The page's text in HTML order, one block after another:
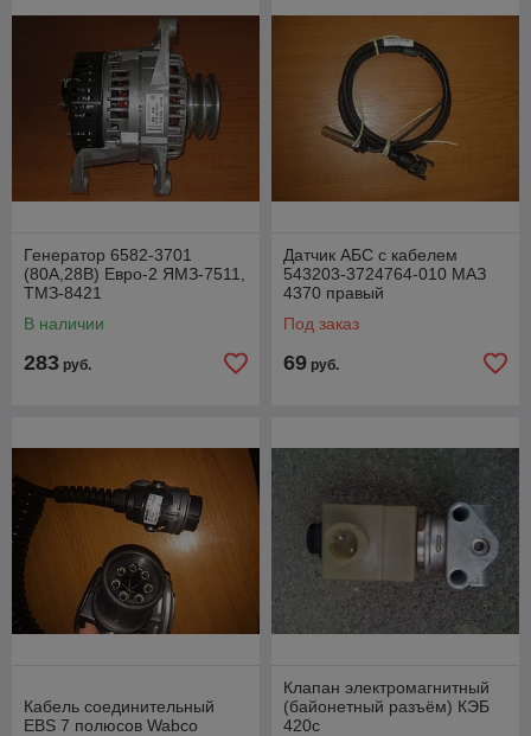
Генератор 6582-3701
(80А,28В) Евро-2 ЯМЗ-7511,
ТМЗ-8421
В наличии
283 руб.
Датчик АБС с кабелем
543203-3724764-010 МАЗ
4370 правый
Под заказ
69 руб.
Кабель соединительный
EBS 7 полюсов Wabco
Клапан электромагнитный
(байонетный разъём) КЭБ
420с